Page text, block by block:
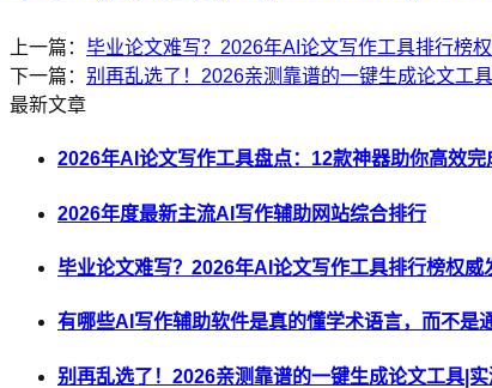
上一篇： 毕业论文难写？2026年AI论文写作工具排行榜
下一篇： 别再乱选了！2026亲测靠谱的一键生成论文工
最新文章
2026年AI论文写作工具盘点：12款神器助你高效
2026年度最新主流AI写作辅助网站综合排行
毕业论文难写？2026年AI论文写作工具排行榜权威
有哪些AI写作辅助软件是真的懂学术语言，而不是
别再乱选了！2026亲测靠谱的一键生成论文工具|